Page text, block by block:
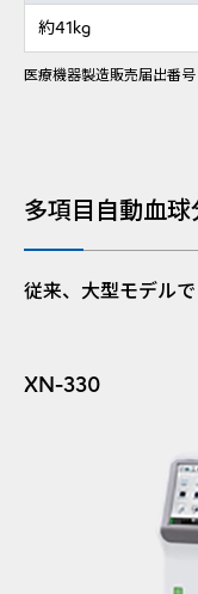
約41kg
医療機器製造販売届出番
多項目自動血
従来、大型モデル
XN-330